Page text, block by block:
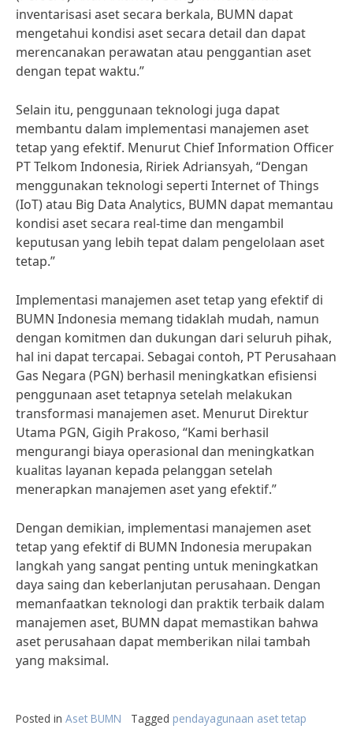
inventarisasi aset secara berkala, BUMN dapat
mengetahui kondisi aset secara detail dan dapat
merencanakan perawatan atau penggantian aset
dengan tepat waktu.”
Selain itu, penggunaan teknologi juga dapat
membantu dalam implementasi manajemen aset
tetap yang efektif. Menurut Chief Information Officer
PT Telkom Indonesia, Ririek Adriansyah, “Dengan
menggunakan teknologi seperti Internet of Things
(IoT) atau Big Data Analytics, BUMN dapat memantau
kondisi aset secara real-time dan mengambil
keputusan yang lebih tepat dalam pengelolaan aset
tetap.”
Implementasi manajemen aset tetap yang efektif di
BUMN Indonesia memang tidaklah mudah, namun
dengan komitmen dan dukungan dari seluruh pihak,
hal ini dapat tercapai. Sebagai contoh, PT Perusahaan
Gas Negara (PGN) berhasil meningkatkan efisiensi
penggunaan aset tetapnya setelah melakukan
transformasi manajemen aset. Menurut Direktur
Utama PGN, Gigih Prakoso, “Kami berhasil
mengurangi biaya operasional dan meningkatkan
kualitas layanan kepada pelanggan setelah
menerapkan manajemen aset yang efektif.”
Dengan demikian, implementasi manajemen aset
tetap yang efektif di BUMN Indonesia merupakan
langkah yang sangat penting untuk meningkatkan
daya saing dan keberlanjutan perusahaan. Dengan
memanfaatkan teknologi dan praktik terbaik dalam
manajemen aset, BUMN dapat memastikan bahwa
aset perusahaan dapat memberikan nilai tambah
yang maksimal.
Posted in Aset BUMN Tagged pendayagunaan aset tetap